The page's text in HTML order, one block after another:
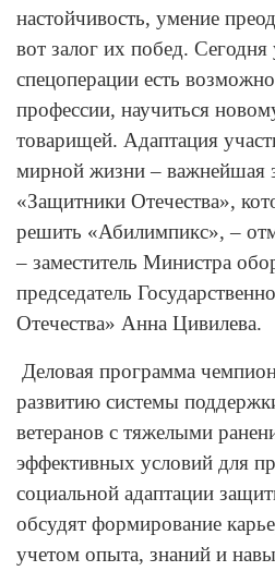
настойчивость, умение
вот залог их побед. Сегодня
спецоперации есть
профессии, научиться
товарищей. Адаптация
мирной жизни – важнейшая
«Защитники Отечества»,
решить «Абилимпикс», –
– заместитель Министра
председатель
Отечества» Анна Цивилева.
Деловая программа
развитию системы
ветеранов с тяжелыми
эффективных условий для
социальной адаптации
обсудят формирование
учетом опыта, знаний и